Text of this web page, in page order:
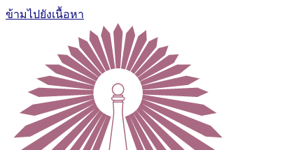
ข้ามไปยังเนื้อหา